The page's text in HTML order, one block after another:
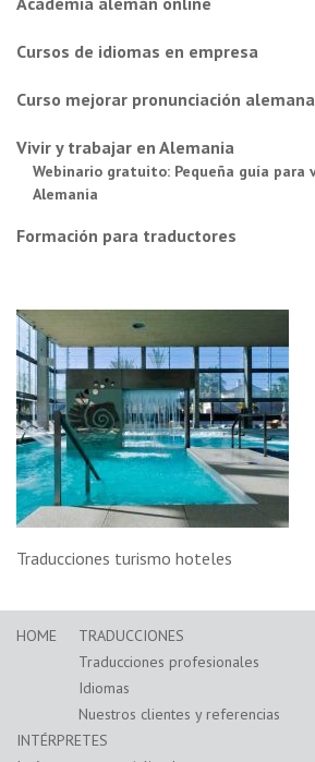
Cursos de idiomas en empresa
Curso mejorar pronunciación
Vivir y trabajar en Alemania
Webinario gratuito: Pequeña guía para
Alemania
Formación para traductores
Traducciones turismo hoteles
HOME
TRADUCCIONES
Traducciones profesionales
Idiomas
Nuestros clientes y referencias
INTÉRPRETES